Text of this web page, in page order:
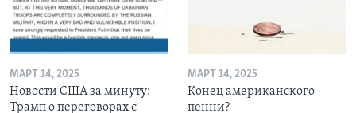
МАРТ 14, 2025
Новости США за минуту:
Трамп о переговорах с
МАРТ 14, 2025
Конец американского
пенни?